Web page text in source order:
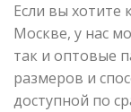
Если вы хотите
Москве, у нас
так и оптовые
размеров и
доступной по